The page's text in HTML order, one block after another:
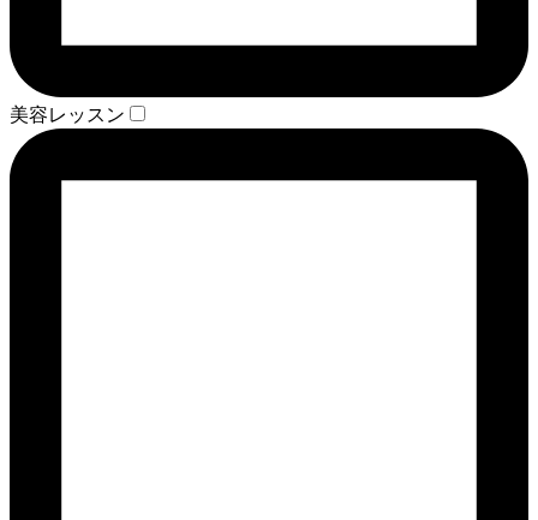
美容レッスン